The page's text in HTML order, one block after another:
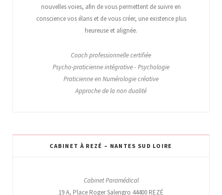
nouvelles voies, afin de vous permettent de suivre en
conscience vos élans et de vous créer, une existence plus
heureuse et alignée.
Coach professionnelle certifiée
Psycho-praticienne intégrative - Psychologie
Praticienne en Numérologie créative
Approche de la non dualité
CABINET À REZÉ – NANTES SUD LOIRE
Cabinet Paramédical
19 A, Place Roger Salengro 44400 REZÉ